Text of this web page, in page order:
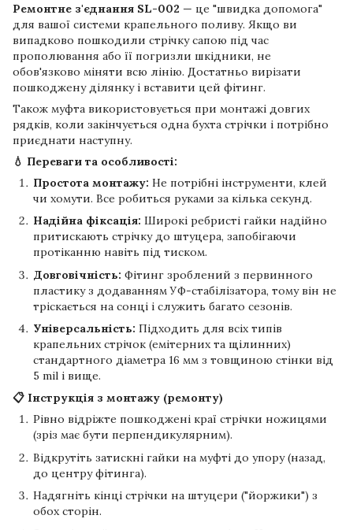
Ремонтне з'єднання SL-002 — це "швидка допомога"
для вашої системи крапельного поливу. Якщо ви
випадково пошкодили стрічку сапою під час
прополювання або її погризли шкідники, не
обов'язково міняти всю лінію. Достатньо вирізати
пошкоджену ділянку і вставити цей фітинг.
Також муфта використовується при монтажі довгих
рядків, коли закінчується одна бухта стрічки і потрібно
приєднати наступну.
💧 Переваги та особливості:
Простота монтажу: Не потрібні інструменти, клей
чи хомути. Все робиться руками за кілька секунд.
Надійна фіксація: Широкі ребристі гайки надійно
притискають стрічку до штуцера, запобігаючи
протіканню навіть під тиском.
Довговічність: Фітинг зроблений з первинного
пластику з додаванням УФ-стабілізатора, тому він не
тріскається на сонці і служить багато сезонів.
Універсальність: Підходить для всіх типів
крапельних стрічок (емітерних та щілинних)
стандартного діаметра 16 мм з товщиною стінки від
5 mil і вище.
📋 Інструкція з монтажу (ремонту)
Рівно відріжте пошкоджені краї стрічки ножицями
(зріз має бути перпендикулярним).
Відкрутіть затискні гайки на муфті до упору (назад,
до центру фітинга).
Надягніть кінці стрічки на штуцери ("йоржики") з
обох сторін.